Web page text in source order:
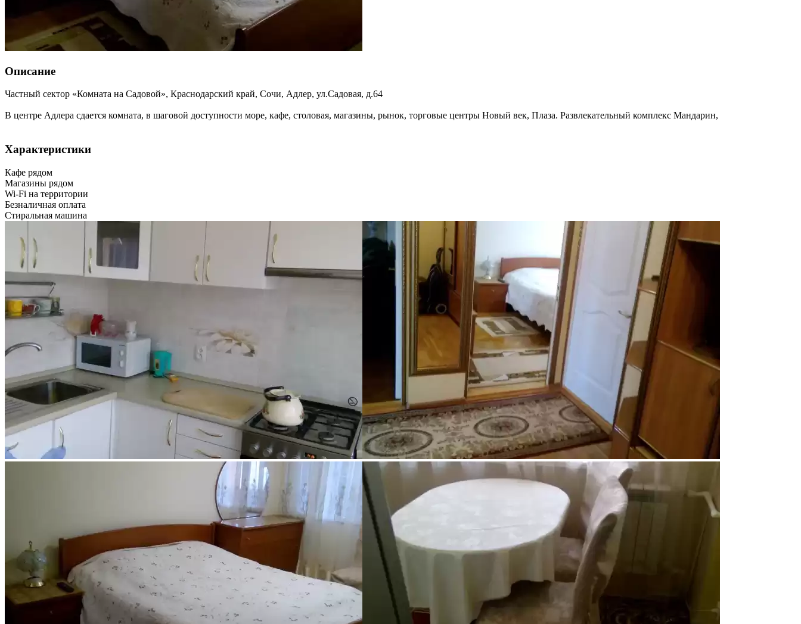
Описание
Частный сектор «Комната на Садовой», Краснодарский край, Сочи, Адлер, ул.Садовая, д.64
В центре Адлера сдается комната, в шаговой доступности морe, кафе, столовая, магазины, рынок, торговые центры Новый век, Плаза. Развлекательный комплекс Мандарин,
Характеристики
Кафе рядом
Магазины рядом
Wi-Fi на территории
Безналичная оплата
Стиральная машина